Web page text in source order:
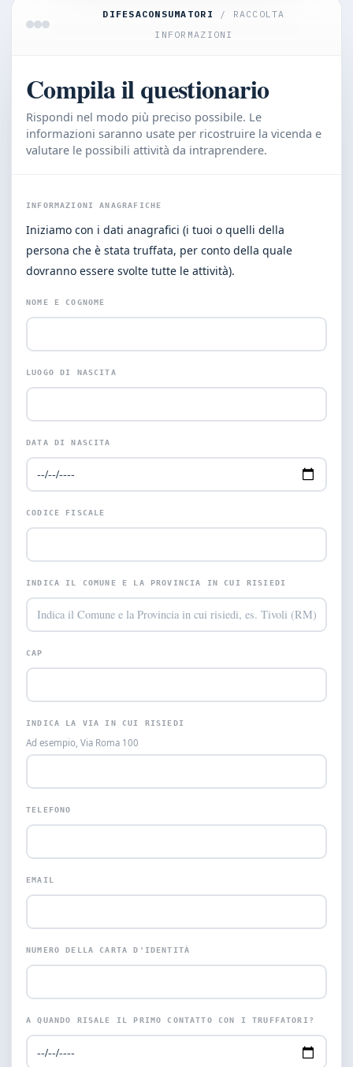
DIFESACONSUMATORI
/ RACCOLTA
INFORMAZIONI
Compila il questionario
Rispondi nel modo più preciso possibile. Le
informazioni saranno usate per ricostruire la vicenda e
valutare le possibili attività da intraprendere.
INFORMAZIONI ANAGRAFICHE
Iniziamo con i dati anagrafici (i tuoi o quelli della
persona che è stata truffata, per conto della quale
dovranno essere svolte tutte le attività).
NOME E COGNOME
LUOGO DI NASCITA
DATA DI NASCITA
CODICE FISCALE
INDICA IL COMUNE E LA PROVINCIA IN CUI RISIEDI
CAP
INDICA LA VIA IN CUI RISIEDI
Ad esempio, Via Roma 100
TELEFONO
EMAIL
NUMERO DELLA CARTA D'IDENTITÀ
A QUANDO RISALE IL PRIMO CONTATTO CON I TRUFFATORI?